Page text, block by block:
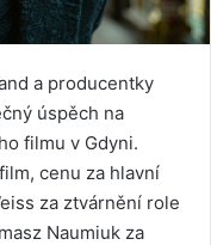
a producentky
úspěch na
filmu v Gdyni.
cenu za hlavní
za ztvárnění role
Naumiuk za